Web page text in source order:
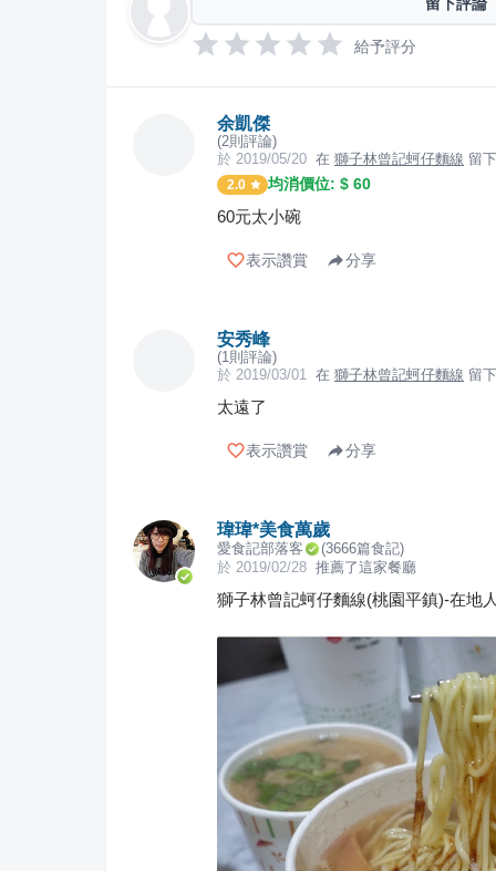
給予評分
余凱傑
(2則評論)
於 2019/05/20 在 獅子林曾記蚵仔麵線 留
2.0 均消價位: $ 60
60元太小碗
表示讚賞 分享
安秀峰
(1 則評論)
於 2019/03/01 在 獅子林曾記蚵仔麵線 留
太遠了
表示讚賞 分享
瑋瑋*美食萬歲
愛食記部落客 (3666篇食記)
於 2019/02/28 推薦了這家餐廳
獅子林曾記蚵仔麵線(桃園平鎮)-在地